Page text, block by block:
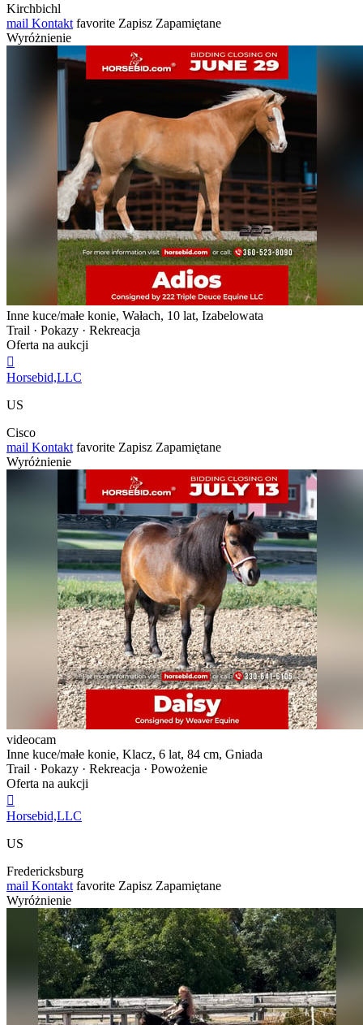
Kirchbichl
mail Kontakt favorite Zapisz Zapamiętane
Wyróżnienie
Inne kuce/małe konie, Wałach, 10 lat, Izabelowata
Trail · Pokazy · Rekreacja
Oferta na aukcji

Horsebid,LLC
US
Cisco
mail Kontakt favorite Zapisz Zapamiętane
Wyróżnienie
videocam
Inne kuce/małe konie, Klacz, 6 lat, 84 cm, Gniada
Trail · Pokazy · Rekreacja · Powożenie
Oferta na aukcji

Horsebid,LLC
US
Fredericksburg
mail Kontakt favorite Zapisz Zapamiętane
Wyróżnienie